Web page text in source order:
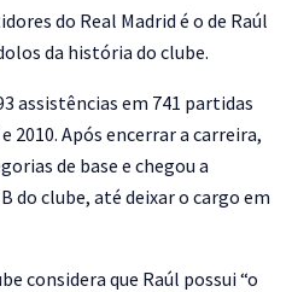
do Real Madrid é o de Raúl
da história do clube.
assistências em 741 partidas
2010. Após encerrar a carreira,
de base e chegou a
do clube, até deixar o cargo em
considera que Raúl possui “o